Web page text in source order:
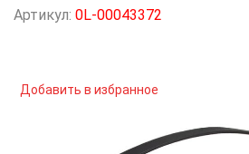
Артикул: 0L-00043372
Добавить в избранное